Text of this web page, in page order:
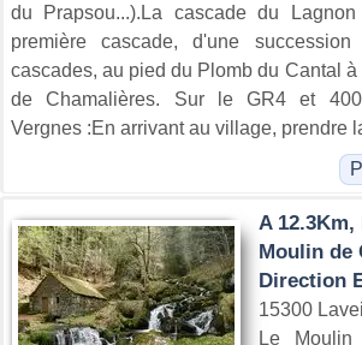
du Prapsou...).La cascade du
première cascade, d'une
cascades, au pied du Plomb du Cantal
de Chamalières. Sur le GR4 et
Vergnes :En arrivant au village, prendre
A 12.3Km,
Moulin de
Direction
15300
Le